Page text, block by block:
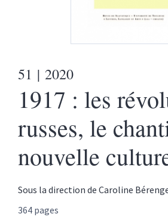
51 | 2020
1917 : les
russes, le
nouvelle
Sous la direction de Caroline
364 pages